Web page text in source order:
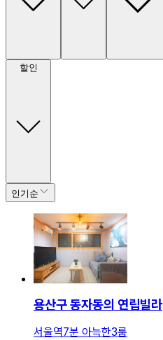
할인
인기순
용산구 동자동의 연립빌라
서울역7분 아늑한3룸